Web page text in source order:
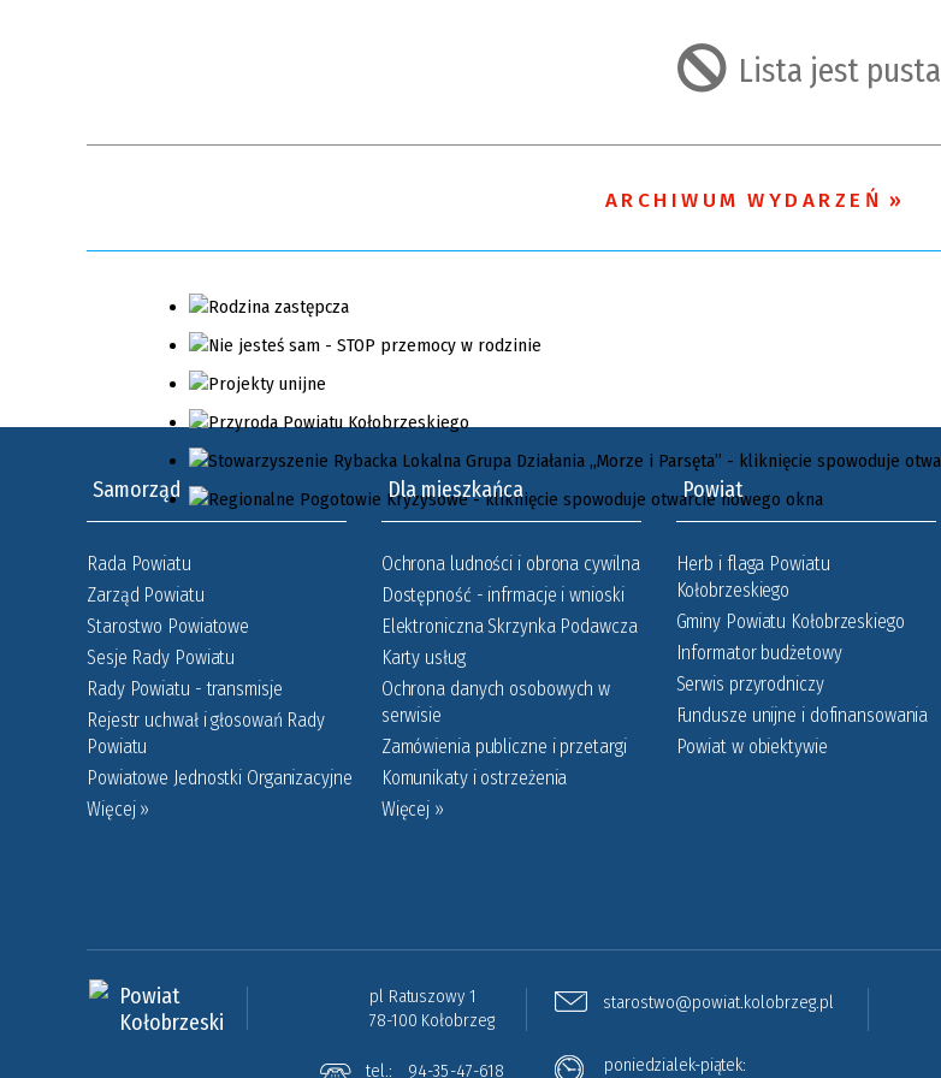
Lista jest pusta
ARCHIWUM WYDARZEŃ
Samorząd
Rada Powiatu
Zarząd Powiatu
Starostwo Powiatowe
Sesje Rady Powiatu
Rady Powiatu - transmisje
Rejestr uchwał i głosowań Rady
Powiatu
Powiatowe Jednostki Organizacyjne
Więcej »
Dla mieszkańca
Ochrona ludności i obrona cywilna
Dostępność - infrmacje i wnioski
Elektroniczna Skrzynka Podawcza
Karty usług
Ochrona danych osobowych w
serwisie
Zamówienia publiczne i przetargi
Komunikaty i ostrzeżenia
Więcej »
Powiat
Herb i flaga Powiatu
Kołobrzeskiego
Gminy Powiatu Kołobrzeskiego
Informator budżetowy
Serwis przyrodniczy
Fundusze unijne i dofinansowania
Powiat w obiektywie
Powiat
Kołobrzeski
pl Ratuszowy 1
78-100 Kołobrzeg
tel.: 94-35-47-618
starostwo@powiat.kolobrzeg.pl
poniedzialek-piątek: